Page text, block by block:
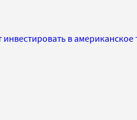
в американское